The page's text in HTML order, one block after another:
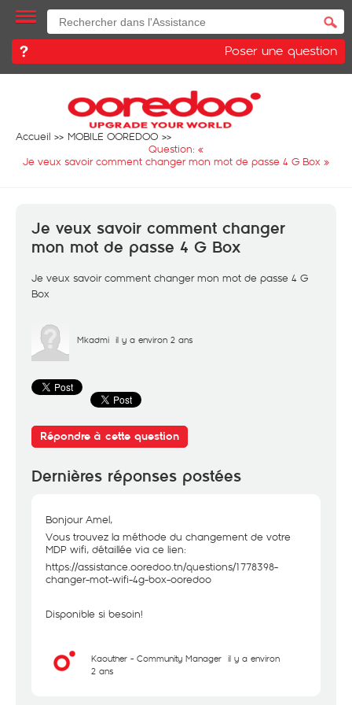
Poser une question
Accueil
MOBILE OOREDOO
Question: «
Je veux savoir comment changer mon mot de passe 4 G Box »
Je veux savoir comment changer
mon mot de passe 4 G Box
Je veux savoir comment changer mon mot de passe 4 G
Box
Mkadmi il y a environ 2 ans
Répondre à cette question
Dernières réponses postées
Bonjour Amel,
Vous trouvez la méthode du changement de votre
MDP wifi, détaillée via ce lien:
https://assistance.ooredoo.tn/questions/1778398-
changer-mot-wifi-4g-box-ooredoo
Disponible si besoin!
Kaouther - Community Manager il y a environ
2 ans